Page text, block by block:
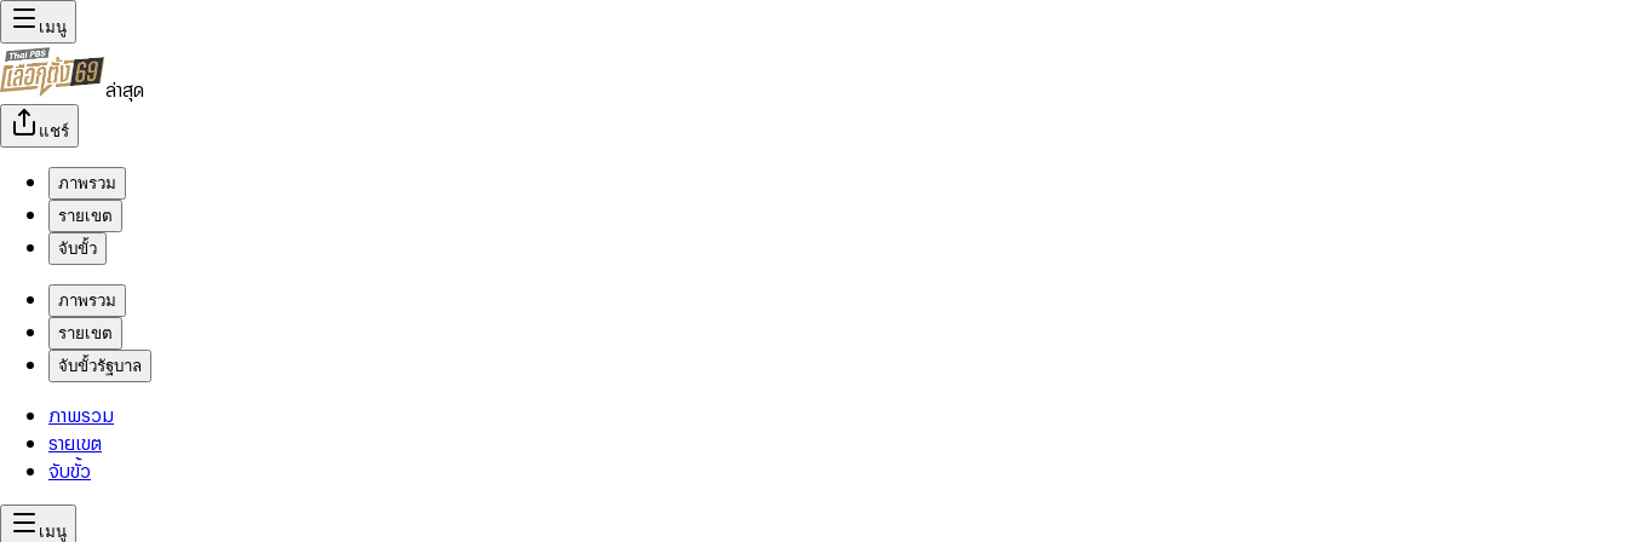
เมนู
ล่าสุด
แชร์
ภาพรวม
รายเขต
จับขั้ว
ภาพรวม
รายเขต
จับขั้วรัฐบาล
ภาพรวม
รายเขต
จับขั้ว
เมนู